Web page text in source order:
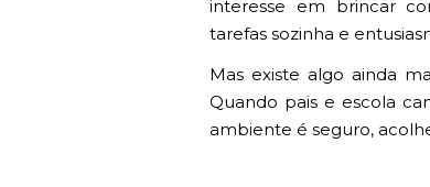
interesse em brincar
tarefas sozinha e
Mas existe algo ainda
Quando pais e escola
ambiente é seguro,